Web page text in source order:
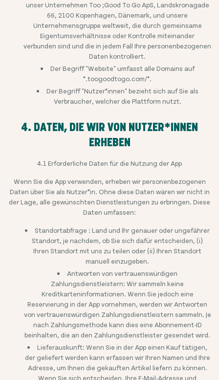
unser Unternehmen Too ;Good To Go ApS, Landskronagade
66, 2100 Kopenhagen, Dänemark, und unsere
Unternehmensgruppe weltweit, die durch gemeinsame
Eigentumsverhältnisse oder Kontrolle miteinander
verbunden sind und die in jedem Fall Ihre personenbezogenen
Daten kontrolliert.
Der Begriff "Website" umfasst alle Domains auf
*.toogoodtogo.com/*.
Der Begriff "Nutzer*innen" bezieht sich auf Sie als
Verbraucher, welcher die Plattform nutzt.
4. DATEN, DIE WIR VON NUTZER*INNEN
ERHEBEN
4.1 Erforderliche Daten für die Nutzung der App
Wenn Sie die App verwenden, erheben wir personenbezogenen
Daten über Sie als Nutzer*in. Ohne diese Daten wären wir nicht in
der Lage, alle gewünschten Dienstleistungen zu erbringen. Diese
Daten umfassen:
Standortabfrage : Land und Ihr genauer oder ungefährer
Standort, je nachdem, ob Sie sich dafür entscheiden, (i)
Ihren Standort mit uns zu teilen oder (ii) Ihren Standort
manuell einzugeben.
Antworten von vertrauenswürdigen
Zahlungsdienstleistern: Wir sammeln keine
Kreditkarteninformationen. Wenn Sie jedoch eine
Reservierung in der App vornehmen, werden wir Antworten
von vertrauenswürdigen Zahlungsdienstleistern sammeln. Je
nach Zahlungsmethode kann dies eine Abonnement-ID
beinhalten, die an den Zahlungsdienstleister gesendet wird.
Lieferauskunft: Wenn Sie in der App einen Kauf tätigen,
der geliefert werden kann erfassen wir Ihren Namen und Ihre
Adresse, um Ihnen die gekauften Artikel liefern zu können.
Wenn Sie sich entscheiden, Ihre E-Mail-Adresse und